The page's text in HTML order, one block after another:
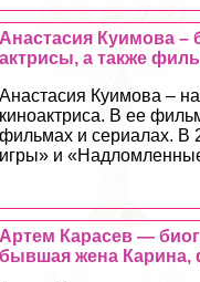
Анастасия Куимова –
актрисы, а также
Анастасия Куимова –
киноактриса. В ее
фильмах и сериалах. В
игры» и
Артем Карасев —
бывшая жена Карина,